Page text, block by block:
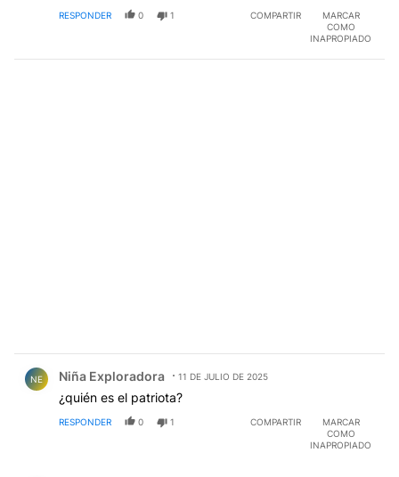
RESPONDER 0 1 COMPARTIR
MARCAR
COMO
INAPROPIADO
NE Niña Exploradora 11 DE JULIO DE 2025
¿quién es el patriota?
RESPONDER 0 1 COMPARTIR
MARCAR
COMO
INAPROPIADO